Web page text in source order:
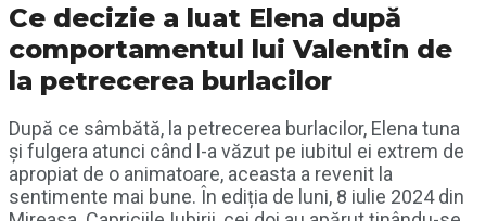
Ce decizie a luat Elena după
comportamentul lui Valentin de
la petrecerea burlacilor
După ce sâmbătă, la petrecerea burlacilor, Elena tuna
și fulgera atunci când l-a văzut pe iubitul ei extrem de
apropiat de o animatoare, aceasta a revenit la
sentimente mai bune. În ediția de luni, 8 iulie 2024 din